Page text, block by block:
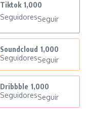
Tiktok 1,000
SeguidoresSeguir
Soundcloud 1,000
SeguidoresSeguir
Dribbble 1,000
SeguidoresSeguir